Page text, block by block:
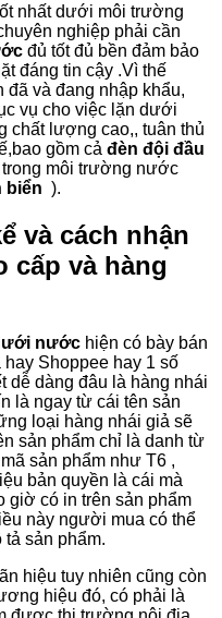
nhất dưới môi trường
nghiệp phải cần
đủ tốt đủ bền đảm bảo
đáng tin cậy .Vì thế
và đang nhập khẩu,
vụ cho việc lặn dưới
chất lượng cao,, tuân thủ
gồm cả đèn đội đầu
trong môi trường nước
biển ).
và cách nhận
cấp và hàng
nước hiện có bày bán
Shoppee hay 1 số
dễ dàng đâu là hàng nhái
là ngay từ cái tên sản
loại hàng nhái giả sẽ
sản phẩm chỉ là danh từ
sản phẩm như T6 ,
bản quyền là cái mà
giờ có in trên sản phẩm
này người mua có thể
sản phẩm.
hiệu tuy nhiên cũng còn
hiệu đó, có phải là